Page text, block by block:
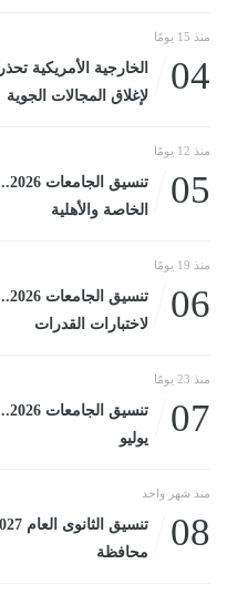
منذ 15 يومًا
04
الخارجية الأمريكية
لإغلاق المجالات الجوية
منذ 12 يومًا
05
الخاصة والأهلية
منذ 19 يومًا
06
لاختبارات القدرات
منذ 23 يومًا
07
يوليو
منذ شهر واحد
08
محافظة